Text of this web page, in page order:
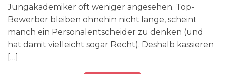
Jungakademiker oft weniger angesehen. Top-
Bewerber bleiben ohnehin nicht lange, scheint
manch ein Personalentscheider zu denken (und
hat damit vielleicht sogar Recht). Deshalb kassieren
[…]